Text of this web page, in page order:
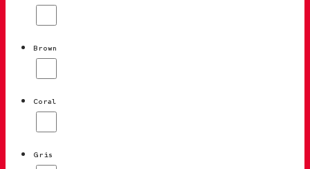
Brown
Coral
Gris